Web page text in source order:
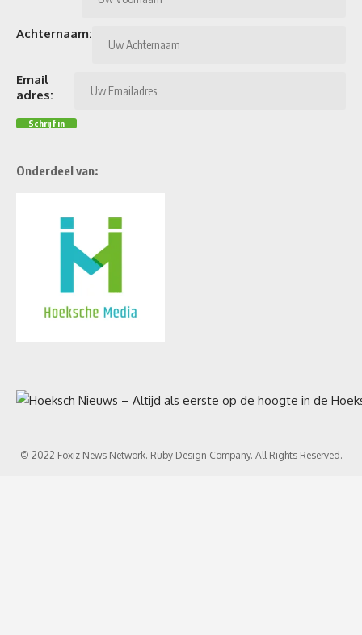
Achternaam:
Email
adres:
Onderdeel van:
© 2022 Foxiz News Network. Ruby Design Company. All Rights Reserved.